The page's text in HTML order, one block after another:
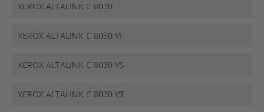
XEROX ALTALINK C 8030
XEROX ALTALINK C 8030 VF
XEROX ALTALINK C 8030 VS
XEROX ALTALINK C 8030 VT